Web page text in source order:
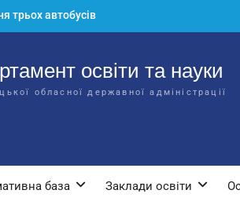
трьох автобусів
освіти
та науки обласної
нарада для
освіти та науки
обласної державної адміністрації
база Заклади освіти